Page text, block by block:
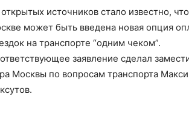
источников стало известно,
может быть введена новая опция
на транспорте “одним чеком”.
заявление сделал
Москвы по вопросам транспорта